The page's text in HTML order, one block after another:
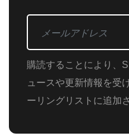
購読することにより、
ュースや更新情報を受
ーリングリストに追加